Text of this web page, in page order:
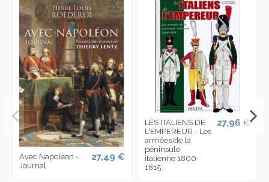
Avec Napoléon -
Journal
27,49 €
LES ITALIENS DE
L'EMPEREUR - Les
armées de la
péninsule
italienne 1800-
1815
27,96 €